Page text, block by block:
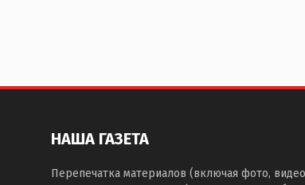
НАША ГАЗЕТА
Перепечатка материалов (включая фото,